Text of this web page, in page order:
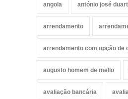
angola antónio josé
arrendamento
arrendamento com opção de
augusto homem de mello
avaliação bancária